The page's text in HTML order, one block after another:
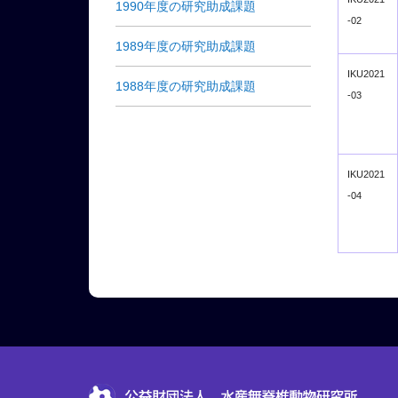
1990年度の研究助成課題
1989年度の研究助成課題
1988年度の研究助成課題
‐02
IKU2021
‐03
IKU2021
‐04